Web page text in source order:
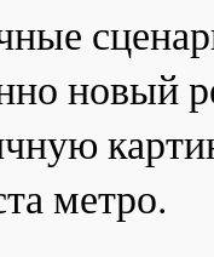
новый
метро.